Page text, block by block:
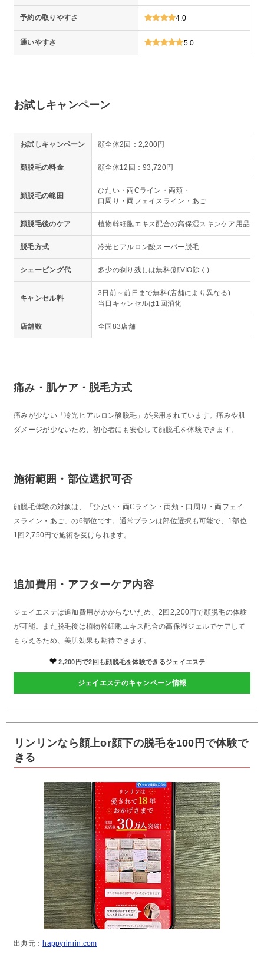
予約の取りやすさ 4.0
通いやすさ 5.0
お試しキャンペーン
お試しキャンペーン 顔全体2回：2,200円
顔脱毛の料金 顔全体12回：93,720円
顔脱毛の範囲
ひたい・両Cライン・両頬・
口周り・両フェイスライン・あご
顔脱毛後のケア 植物幹細胞エキス配合の高保湿スキンケア用品で
脱毛方式 冷光ヒアルロン酸スーパー脱毛
シェービング代 多少の剃り残しは無料(顔VIO除く)
キャンセル料
3日前～前日まで無料(店舗により異なる)
当日キャンセルは1回消化
店舗数 全国83店舗
痛み・肌ケア・脱毛方式
痛みが少ない「冷光ヒアルロン酸脱毛」が採用されています。痛みや肌
ダメージが少ないため、初心者にも安心して顔脱毛を体験できます。
施術範囲・部位選択可否
顔脱毛体験の対象は、「ひたい・両Cライン・両頬・口周り・両フェイ
スライン・あご」の6部位です。通常プランは部位選択も可能で、1部位
1回2,750円で施術を受けられます。
追加費用・アフターケア内容
ジェイエステは追加費用がかからないため、2回2,200円で顔脱毛の体験
が可能。また脱毛後は植物幹細胞エキス配合の高保湿ジェルでケアして
もらえるため、美肌効果も期待できます。
2,200円で2回も顔脱毛を体験できるジェイエステ
ジェイエステのキャンペーン情報
リンリンなら顔上or顔下の脱毛を100円で体験で
きる
出典元： happyrinrin.com